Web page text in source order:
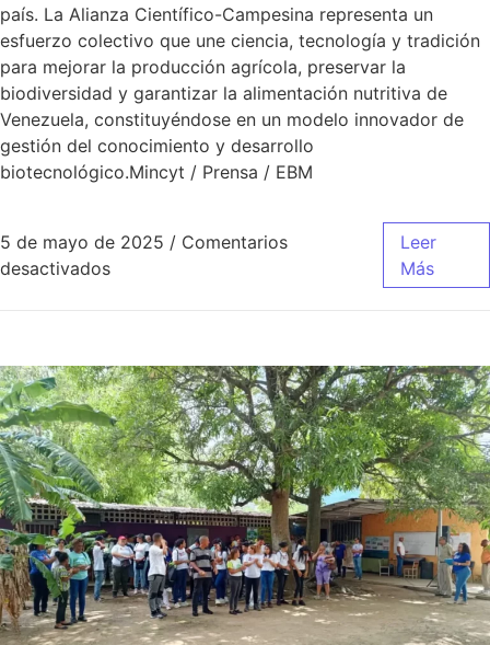
país. La Alianza Científico-Campesina representa un
esfuerzo colectivo que une ciencia, tecnología y tradición
para mejorar la producción agrícola, preservar la
biodiversidad y garantizar la alimentación nutritiva de
Venezuela, constituyéndose en un modelo innovador de
gestión del conocimiento y desarrollo
biotecnológico.Mincyt / Prensa / EBM
5 de mayo de 2025 / Comentarios
desactivados
Leer
Más